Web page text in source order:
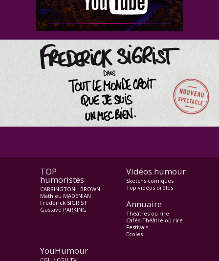
TOP
humoristes
CARRINGTON - BROWN
Mathieu MADENIAN
Frédérick SIGRIST
Gustave PARKING
Vidéos humour
Sketchs comiques
Top vidéos drôles
Annuaire
Théâtres où rire
Cafés-Théâtre où rire
Festivals
Ecoles
YouHumour